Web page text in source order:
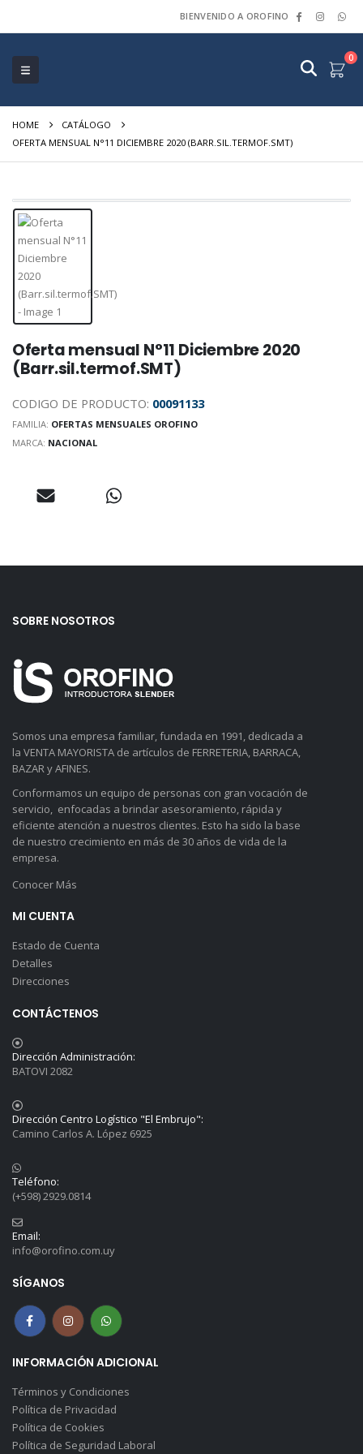
BIENVENIDO A OROFINO
0
HOME
CATÁLOGO
OFERTA MENSUAL N°11 DICIEMBRE 2020 (BARR.SIL.TERMOF.SMT)
Oferta mensual N°11 Diciembre 2020
(Barr.sil.termof.SMT)
CODIGO DE PRODUCTO: 00091133
FAMILIA: OFERTAS MENSUALES OROFINO
MARCA: NACIONAL
SOBRE NOSOTROS
Somos una empresa familiar, fundada en 1991, dedicada a
la VENTA MAYORISTA de artículos de FERRETERIA, BARRACA,
BAZAR y AFINES.
Conformamos un equipo de personas con gran vocación de
servicio, enfocadas a brindar asesoramiento, rápida y
eficiente atención a nuestros clientes. Esto ha sido la base
de nuestro crecimiento en más de 30 años de vida de la
empresa.
Conocer Más
MI CUENTA
Estado de Cuenta
Detalles
Direcciones
CONTÁCTENOS
Dirección Administración:
BATOVI 2082
Dirección Centro Logístico "El Embrujo":
Camino Carlos A. López 6925
Teléfono:
(+598) 2929.0814
Email:
info@orofino.com.uy
SÍGANOS
INFORMACIÓN ADICIONAL
Términos y Condiciones
Política de Privacidad
Política de Cookies
Política de Seguridad Laboral